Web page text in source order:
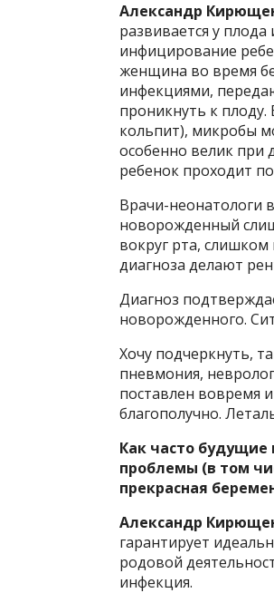
Александр
развивается у
инфицирование
женщина во время
инфекциями,
проникнуть к плоду.
кольпит), микробы
особенно велик при
ребенок проходит
Врачи-неонатологи
новорожденный
вокруг рта,
диагноза делают
Диагноз
новорожденного.
Хочу подчеркнуть,
пневмония,
поставлен вовремя
благополучно.
Как часто будущие
проблемы (в том
прекрасная
Александр
гарантирует
родовой
инфекция.